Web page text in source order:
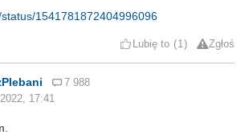
1541781872404996096
Lubię to 1 Zgłoś
7 988
17:41